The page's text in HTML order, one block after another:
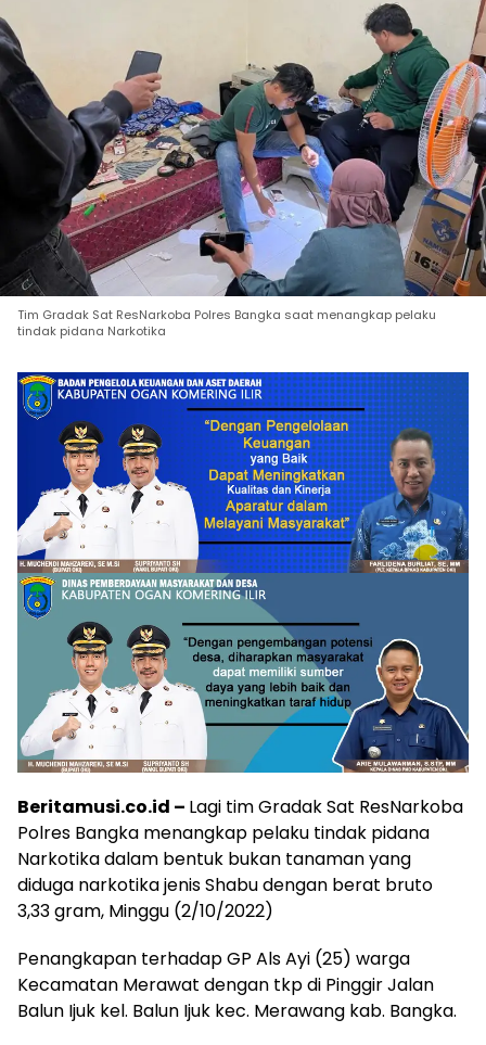
Tim Gradak Sat ResNarkoba Polres Bangka saat menangkap pelaku
tindak pidana Narkotika
Beritamusi.co.id – Lagi tim Gradak Sat ResNarkoba
Polres Bangka menangkap pelaku tindak pidana
Narkotika dalam bentuk bukan tanaman yang
diduga narkotika jenis Shabu dengan berat bruto
3,33 gram, Minggu (2/10/2022)
Penangkapan terhadap GP Als Ayi (25) warga
Kecamatan Merawat dengan tkp di Pinggir Jalan
Balun Ijuk kel. Balun Ijuk kec. Merawang kab. Bangka.